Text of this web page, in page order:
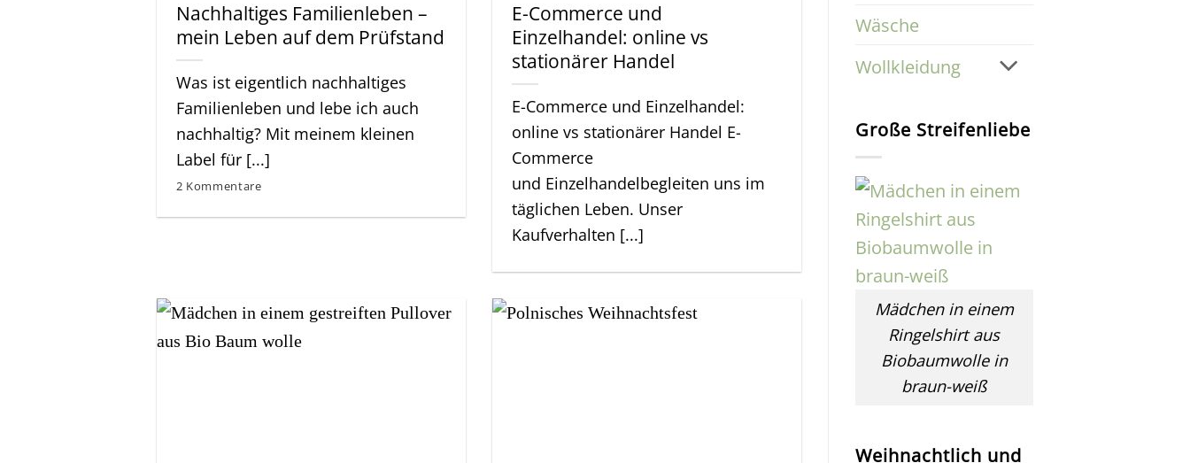
Nachhaltiges Familienleben –
mein Leben auf dem Prüfstand
Was ist eigentlich nachhaltiges
Familienleben und lebe ich auch
nachhaltig? Mit meinem kleinen
Label für [...]
2 Kommentare
E-Commerce und
Einzelhandel: online vs
stationärer Handel
E-Commerce und Einzelhandel:
online vs stationärer Handel E-
Commerce
und Einzelhandelbegleiten uns im
täglichen Leben. Unser
Kaufverhalten [...]
Wäsche
Wollkleidung
Große Streifenliebe
Mädchen in einem
Ringelshirt aus
Biobaumwolle in
braun-weiß
Weihnachtlich und